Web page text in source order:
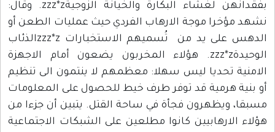
بفقدانهن لغشاء البكارة والخيانة الزوجيةzzz*z. وقال:
نشهد مؤخرا موجة الارهاب الفردي حيث عمليات الطعن أو
الدهس على يد من تُسميهم الاستخبارات zzz*zالذئاب
الوحيدةzzz*z. هؤلاء المخربون يضعون أمام الاجهزة
الامنية تحديا ليس سهلا: معظمهم لا ينتمون الى تنظيم
أو بنية هرمية قد توفر طرف خيط للحصول على المعلومات
مسبقا، ويظهرون فجأة في ساحة القتل. يتبين أن جزءا من
هؤلاء الارهابيين كانوا مطلعين على الشبكات الاجتماعية